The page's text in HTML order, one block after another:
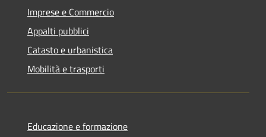
Imprese e Commercio
Appalti pubblici
Catasto e urbanistica
Mobilità e trasporti
Educazione e formazione